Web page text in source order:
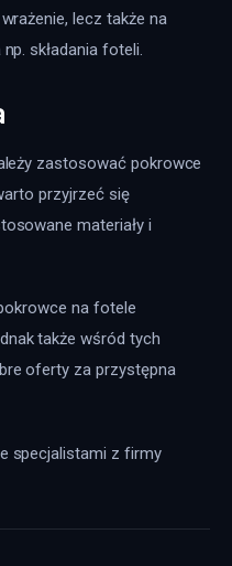
lecz także na
składania foteli.
zastosować pokrowce
przyjrzeć się
materiały i
na fotele
także wśród tych
oferty za przystępna
specjalistami z firmy